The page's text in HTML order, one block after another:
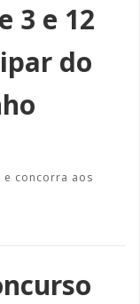
3 e 12
do
concorra aos